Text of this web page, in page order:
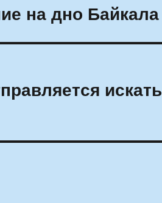
на дно Байкала
искать